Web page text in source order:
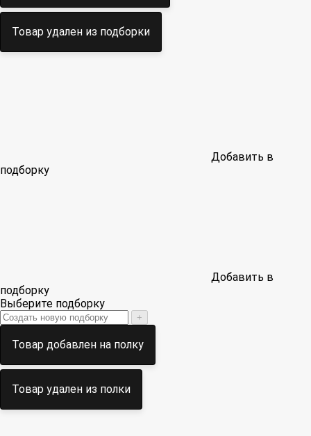
Товар удален из подборки
Добавить в
подборку
Добавить в
подборку
Выберите подборку
+
Товар добавлен на полку
Товар удален из полки